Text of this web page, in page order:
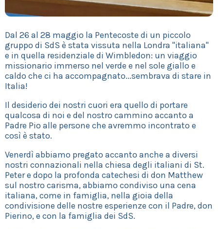
Dal 26 al 28 maggio la Pentecoste di un piccolo
gruppo di SdS è stata vissuta nella Londra "italiana"
e in quella residenziale di Wimbledon: un viaggio
missionario immerso nel verde e nel sole giallo e
caldo che ci ha accompagnato...sembrava di stare in
Italia!
Il desiderio dei nostri cuori era quello di portare
qualcosa di noi e del nostro cammino accanto a
Padre Pio alle persone che avremmo incontrato e
così è stato.
Venerdì abbiamo pregato accanto anche a diversi
nostri connazionali nella chiesa degli italiani di St.
Peter e dopo la profonda catechesi di don Matthew
sul nostro carisma, abbiamo condiviso una cena
italiana, come in famiglia, nella gioia della
condivisione delle nostre esperienze con il Padre, don
Pierino, e con la famiglia dei SdS.